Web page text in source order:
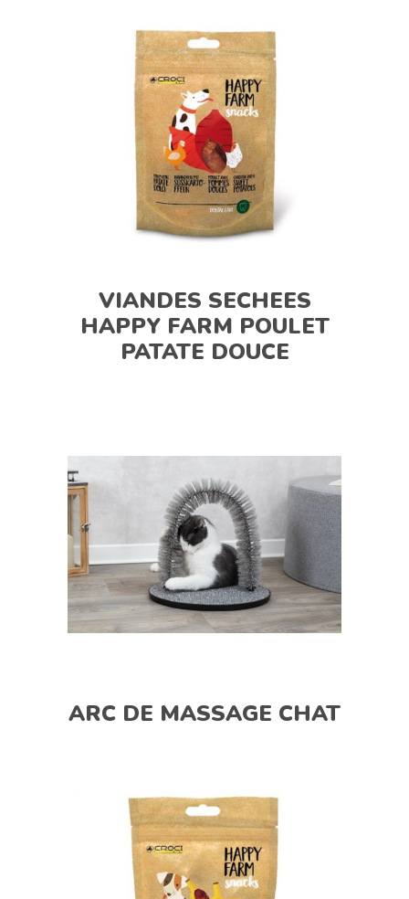
VIANDES SECHEES
HAPPY FARM POULET
PATATE DOUCE
ARC DE MASSAGE CHAT